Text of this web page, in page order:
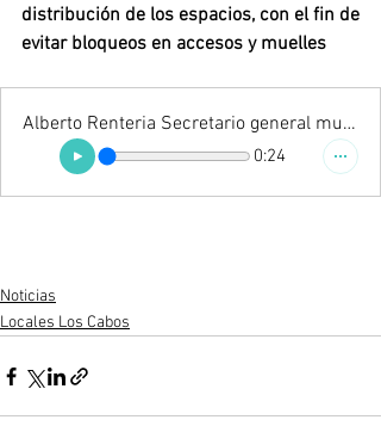
distribución de los espacios, con el fin de
evitar bloqueos en accesos y muelles
Alberto Renteria Secretario general municipal
0:24
Noticias
Locales Los Cabos